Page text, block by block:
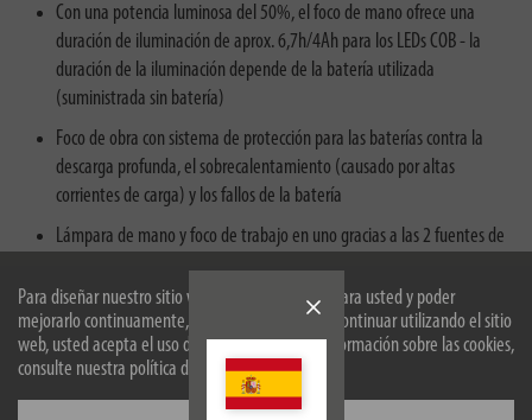
Para diseñar nuestro sitio web de forma óptima para usted y poder
mejorarlo continuamente, utilizamos cookies. Al continuar utilizando el sitio
web, usted acepta el uso de cookies. Para más información sobre las cookies,
consulte nuestra política de privacidad.
Con una potencia luminosa del 50%, el foco de mano ofrece una
duración de iluminación de aprox. 6,7h/4Ah para los LEDs COB - la
duración de la iluminación depende de la batería utilizada
(suministrada sin batería)
Foco de obra con sistema de protección para las baterías contra la
descarga profunda, el sobrecalentamiento (causado por altas
corrientes de carga) y los fallos de la batería
Lámpara de mano y foco de trabajo en uno gracias a las 2 fuentes de
(2160lm) es adecuado como luz de trabajo y áreas
Foco incl. 4 Brennenstuhl adaptadores de interfaz para las 5 marcas
Bosch Professional, Dewalt, Makita, Metabo CAS y Milwaukee -
adaptadores para otras marcas disponibles por separado -